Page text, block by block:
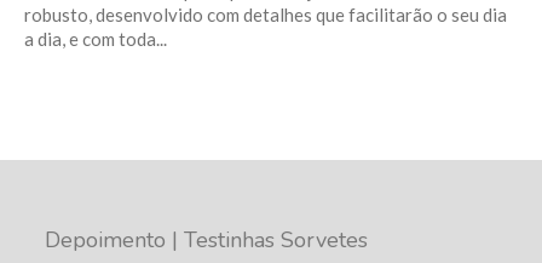
robusto, desenvolvido com detalhes que facilitarão o seu dia
a dia, e com toda...
Depoimento | Testinhas Sorvetes